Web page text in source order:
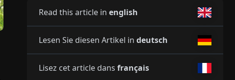
Read this article in english
Lesen Sie diesen Artikel in deutsch
Lisez cet article dans français